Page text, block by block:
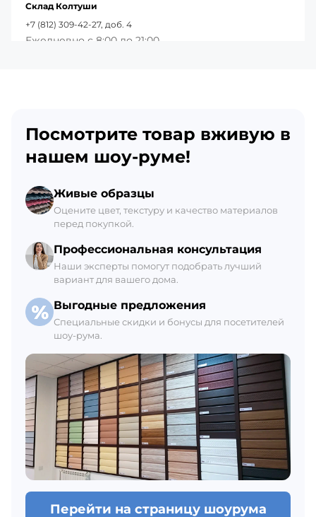
Склад Колтуши
+7 (812) 309-42-27, доб. 4
Ежедневно с 8:00 до 21:00
Ежедневно с 8:00 до 21:00
В наличии 74 м3
Склад Гатчина
+7 (812) 309-42-27, доб. 6
Ежедневно с 8:00 до 21:00
В наличии 64 м3
Посмотрите товар вживую в
нашем шоу-руме!
Живые образцы
Оцените цвет, текстуру и качество материалов
перед покупкой.
Профессиональная консультация
Наши эксперты помогут подобрать лучший
вариант для вашего дома.
Выгодные предложения
Специальные скидки и бонусы для посетителей
шоу-рума.
Перейти на страницу шоурума